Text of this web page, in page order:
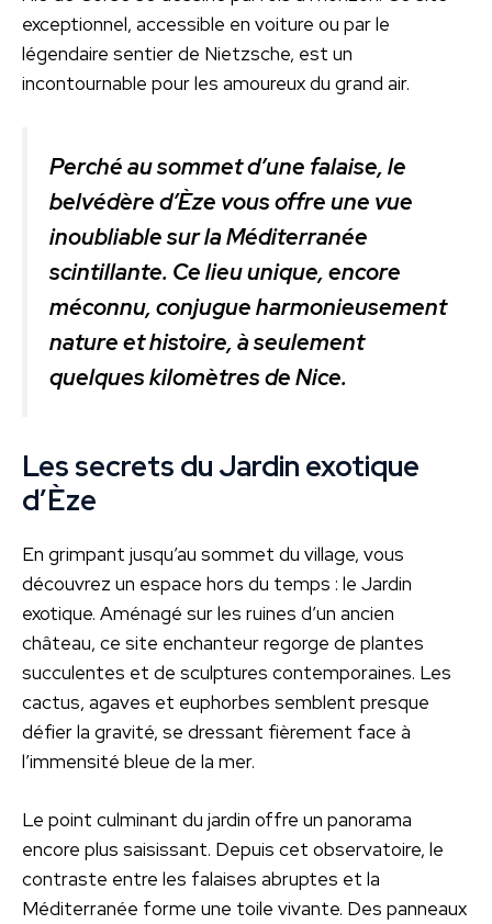
exceptionnel, accessible en voiture ou par le
légendaire sentier de Nietzsche, est un
incontournable pour les amoureux du grand air.
Perché au sommet d’une falaise, le
belvédère d’Èze vous offre une vue
inoubliable sur la Méditerranée
scintillante. Ce lieu unique, encore
méconnu, conjugue harmonieusement
nature et histoire, à seulement
quelques kilomètres de Nice.
Les secrets du Jardin exotique
d’Èze
En grimpant jusqu’au sommet du village, vous
découvrez un espace hors du temps : le Jardin
exotique. Aménagé sur les ruines d’un ancien
château, ce site enchanteur regorge de plantes
succulentes et de sculptures contemporaines. Les
cactus, agaves et euphorbes semblent presque
défier la gravité, se dressant fièrement face à
l’immensité bleue de la mer.
Le point culminant du jardin offre un panorama
encore plus saisissant. Depuis cet observatoire, le
contraste entre les falaises abruptes et la
Méditerranée forme une toile vivante. Des panneaux